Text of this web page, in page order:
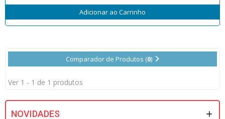
Adicionar ao Carrinho
Comparador de Produtos (0)
Ver 1 - 1 de 1 produtos
NOVIDADES